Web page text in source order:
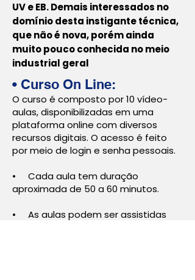
UV e EB. Demais interessados no
domínio desta instigante técnica,
que não é nova, porém ainda
muito pouco conhecida no meio
industrial geral
• Curso On Line:
O curso é composto por 10 vídeo-
aulas, disponibilizadas em uma
plataforma online com diversos
recursos digitais. O acesso é feito
por meio de login e senha pessoais.
• Cada aula tem duração
aproximada de 50 a 60 minutos.
• As aulas podem ser assistidas